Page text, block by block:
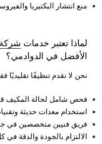
منع انتشار البكتيريا
لماذا تعتبر خدمات
الأفضل في الدوادمي؟
نحن لا نقدم تنظيفًا
فحص شامل لحالة المكيف
استخدام معدات حديثة
فريق فنيين متخصصين في
الالتزام بالجودة والدقة